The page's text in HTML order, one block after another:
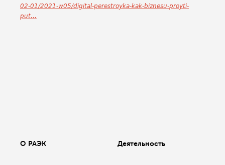
02-01/2021-w05/digital-perestroyka-kak-biznesu-proyti-
put...
О РАЭК Деятельность